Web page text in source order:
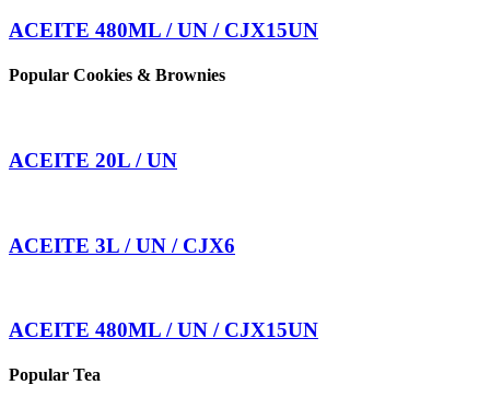
ACEITE 480ML / UN / CJX15UN
Popular Cookies & Brownies
ACEITE 20L / UN
ACEITE 3L / UN / CJX6
ACEITE 480ML / UN / CJX15UN
Popular Tea